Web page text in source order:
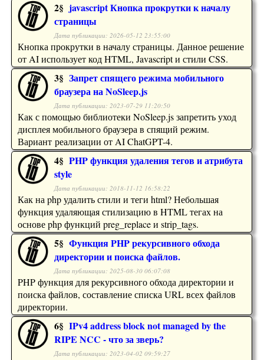
2§ javascript Кнопка прокрутки к началу
страницы
Дата публикации: 2026-05-12 23:55:00
Кнопка прокрутки в началу страницы. Данное решение
от AI использует код HTML, Javascript и стили CSS.
3§ Запрет спящего режима мобильного
браузера на NoSleep.js
Дата публикации: 2023-07-29 11:20:50
Как с помощью библиотеки NoSleep.js запретить уход
дисплея мобильного браузера в спящий режим.
Вариант реализации от AI ChatGPT-4.
4§ PHP функция удаления тегов и атрибута
style
Дата публикации: 2018-11-12 16:58:22
Как на php удалить стили и теги html? Небольшая
функция удаляющая стилизацию в HTML тегах на
основе php функций preg_replace и strip_tags.
5§ Функция PHP рекурсивного обхода
директории и поиска файлов.
Дата публикации: 2025-08-30 06:07:08
PHP функция для рекурсивного обхода директории и
поиска файлов, составление списка URL всех файлов
директории.
6§ IPv4 address block not managed by the
RIPE NCC - что за зверь?
Дата публикации: 2023-04-02 09:59:27